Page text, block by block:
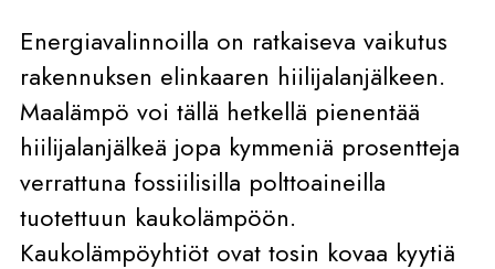
Energiavalinnoilla on ratkaiseva vaikutus
rakennuksen elinkaaren hiilijalanjälkeen.
Maalämpö voi tällä hetkellä pienentää
hiilijalanjälkeä jopa kymmeniä prosentteja
verrattuna fossiilisilla polttoaineilla
tuotettuun kaukolämpöön.
Kaukolämpöyhtiöt ovat tosin kovaa kyytiä